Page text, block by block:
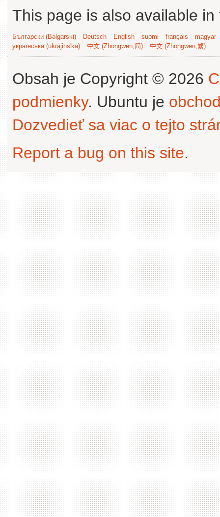
This page is also available
Български (Bəlgarski) Deutsch English suomi français
magyar
українська (ukrajins'ka)
中文 (Zhongwen,简) 中文 (Zhongwen,繁)
Obsah je Copyright © 2026
podmienky. Ubuntu je
Dozvedieť sa viac o tejto
Report a bug on this site.